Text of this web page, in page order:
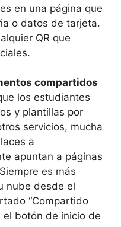
en una página que
o datos de tarjeta.
QR que
compartidos
los estudiantes
y plantillas por
servicios, mucha
a
apuntan a páginas
es más
nube desde el
“Compartido
el botón de inicio de